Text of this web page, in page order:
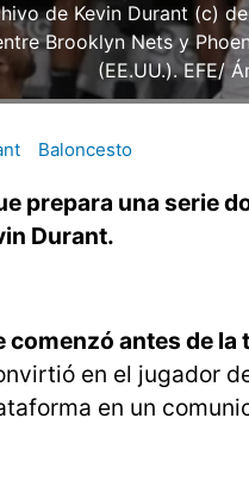
de Kevin Durant (c)
Brooklyn Nets y
(EE.UU.). EFE/
Baloncesto
prepara una serie
Durant.
comenzó antes de
en el jugador
en un